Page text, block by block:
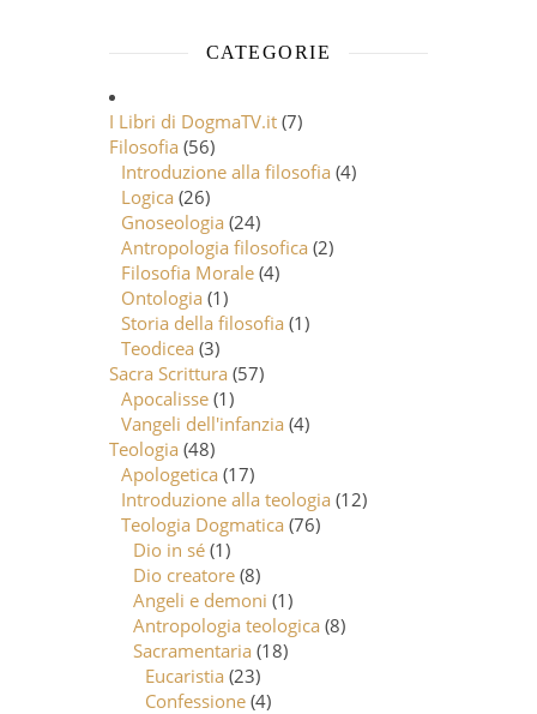
CATEGORIE
I Libri di DogmaTV.it (7)
Filosofia (56)
Introduzione alla filosofia (4)
Logica (26)
Gnoseologia (24)
Antropologia filosofica (2)
Filosofia Morale (4)
Ontologia (1)
Storia della filosofia (1)
Teodicea (3)
Sacra Scrittura (57)
Apocalisse (1)
Vangeli dell'infanzia (4)
Teologia (48)
Apologetica (17)
Introduzione alla teologia (12)
Teologia Dogmatica (76)
Dio in sé (1)
Dio creatore (8)
Angeli e demoni (1)
Antropologia teologica (8)
Sacramentaria (18)
Eucaristia (23)
Confessione (4)